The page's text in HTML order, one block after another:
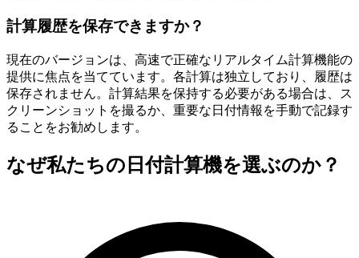
計算履歴を保存できますか？
現在のバージョンは、高速で正確なリアルタイム計算機能の
提供に焦点を当てています。各計算は独立しており、履歴は
保存されません。計算結果を保持する必要がある場合は、ス
クリーンショットを撮るか、重要な日付情報を手動で記録す
ることをお勧めします。
なぜ私たちの日付計算機を選ぶのか？